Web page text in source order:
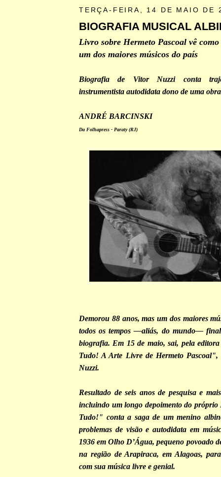
TERÇA-FEIRA, 14 DE MAIO DE
BIOGRAFIA MUSICAL
Livro sobre Hermeto Pascoal vê
um dos maiores músicos do país
Biografia de Vitor Nuzzi conta
instrumentista autodidata dono de uma
ANDRÉ BARCINSKI
Da Folhapress - Paraty (RJ)
Demorou 88 anos, mas um dos maiores
todos os tempos —aliás, do mundo—
biografia. Em 15 de maio, sai, pela
Tudo! A Arte Livre de Hermeto
Nuzzi.
Resultado de seis anos de pesquisa e
incluindo um longo depoimento do
Tudo!" conta a saga de um menino
problemas de visão e autodidata em
1936 em Olho D’Água, pequeno povoado
na região de Arapiraca, em Alagoas,
com sua música livre e genial.